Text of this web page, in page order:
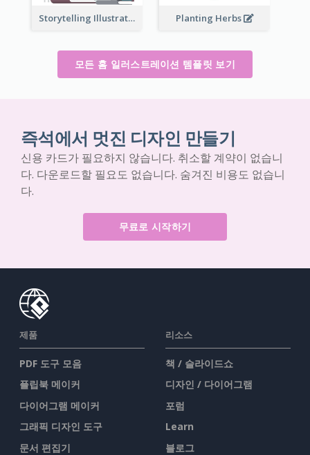
Storytelling Illustration Planting Herbs
모든 홈 일러스트레이션 템플릿 보기
즉석에서 멋진 디자인 만들기
신용 카드가 필요하지 않습니다. 취소할 계약이 없습니
다. 다운로드할 필요도 없습니다. 숨겨진 비용도 없습니
다.
무료로 시작하기
제품
PDF 도구 모음
플립북 메이커
다이어그램 메이커
그래픽 디자인 도구
문서 편집기
리소스
책 / 슬라이드쇼
디자인 / 다이어그램
포럼
Learn
블로그